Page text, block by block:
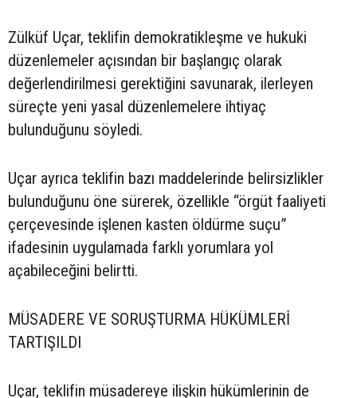
Zülküf Uçar, teklifin demokratikleşme ve hukuki
düzenlemeler açısından bir başlangıç olarak
değerlendirilmesi gerektiğini savunarak, ilerleyen
süreçte yeni yasal düzenlemelere ihtiyaç
bulunduğunu söyledi.
Uçar ayrıca teklifin bazı maddelerinde belirsizlikler
bulunduğunu öne sürerek, özellikle “örgüt faaliyeti
çerçevesinde işlenen kasten öldürme suçu”
ifadesinin uygulamada farklı yorumlara yol
açabileceğini belirtti.
MÜSADERE VE SORUŞTURMA HÜKÜMLERİ
TARTIŞILDI
Uçar, teklifin müsadereye ilişkin hükümlerinin de